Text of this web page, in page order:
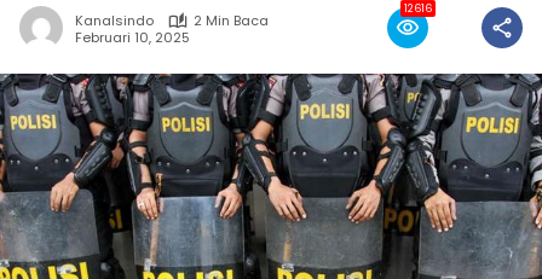
Kanalsindo
2 Min Baca
Februari 10, 2025
12616